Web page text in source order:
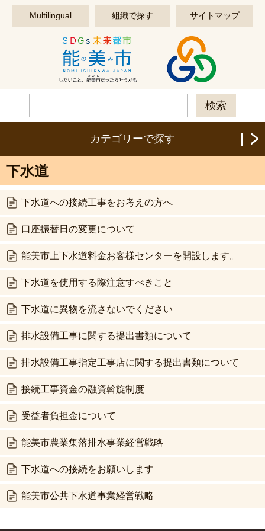
このページの本文へ移動する
Multilingual 組織で探す サイトマップ
カテゴリーで探す
下水道
下水道への接続工事をお考えの方へ
口座振替日の変更について
能美市上下水道料金お客様センターを開設します。
下水道を使用する際注意すべきこと
下水道に異物を流さないでください
排水設備工事に関する提出書類について
排水設備工事指定工事店に関する提出書類について
接続工事資金の融資斡旋制度
受益者負担金について
能美市農業集落排水事業経営戦略
下水道への接続をお願いします
能美市公共下水道事業経営戦略